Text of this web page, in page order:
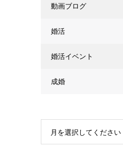
動画ブログ
婚活
婚活イベント
成婚
月を選択してください